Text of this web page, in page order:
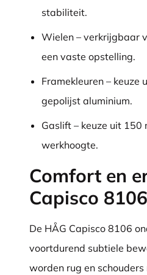
stabiliteit.
Wielen – verkrijgbaar
een vaste opstelling.
Framekleuren – keuze
gepolijst aluminium.
Gaslift – keuze uit
werkhoogte.
Comfort en
Capisco 8106
De HÅG Capisco 8106
voortdurend subtiele
worden rug en